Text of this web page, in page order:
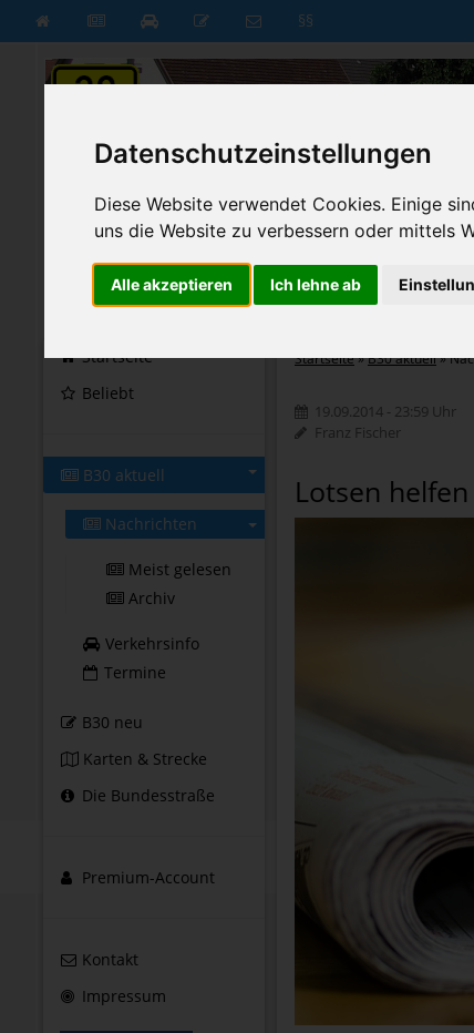
Datenschutzeinstellungen
Diese Website verwendet Cookies. Einige
uns die Website zu verbessern oder mittels
Alle akzeptieren Ich lehne ab
§§
B30 aktuell B30 neu
Startseite
Beliebt
B30 aktuell
Nachrichten
Meist gelesen
Archiv
Verkehrsinfo
Termine
B30 neu
Karten & Strecke
Die Bundesstraße
Premium-Account
Kontakt
Impressum
Startseite»B30 aktuell»
19.09.2014 - 23:59 Uhr
Franz Fischer
Lotsen